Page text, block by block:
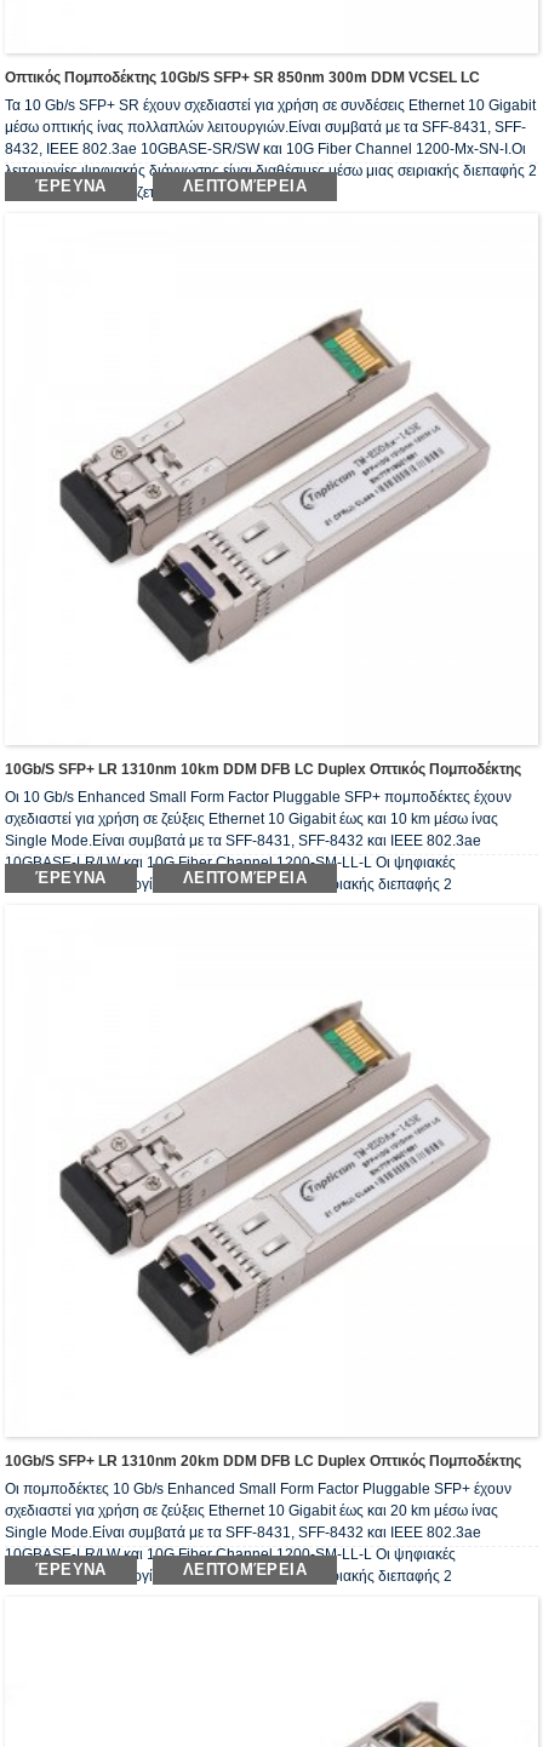
Οπτικός Πομποδέκτης 10Gb/s SFP+ SR 850nm 300m DDM VCSEL LC
Τα 10 Gb/s SFP+ SR έχουν σχεδιαστεί για χρήση σε συνδέσεις Ethernet 10 Gigabit
μέσω οπτικής ίνας πολλαπλών λειτουργιών.Είναι συμβατά με τα SFF-8431, SFF-
8432, IEEE 802.3ae 10GBASE-SR/SW και 10G Fiber Channel 1200-Mx-SN-I.Οι
λειτουργίες ψηφιακής διάγνωσης είναι διαθέσιμες μέσω μιας σειριακής διεπαφής 2
καλωδίων, όπως ορίζεται στο SFF-8472.
ΈΡΕΥΝΑ ΛΕΠΤΟΜΈΡΕΙΑ
10Gb/s SFP+ LR 1310nm 10km DDM DFB LC Duplex Οπτικός Πομποδέκτης
Οι 10 Gb/s Enhanced Small Form Factor Pluggable SFP+ πομποδέκτες έχουν
σχεδιαστεί για χρήση σε ζεύξεις Ethernet 10 Gigabit έως και 10 km μέσω ίνας
Single Mode.Είναι συμβατά με τα SFF-8431, SFF-8432 και IEEE 802.3ae
10GBASE-LR/LW και 10G Fiber Channel 1200-SM-LL-L Οι ψηφιακές
διαγνωστικές λειτουργίες είναι διαθέσιμες μέσω σειριακής διεπαφής 2
ΈΡΕΥΝΑ ΛΕΠΤΟΜΈΡΕΙΑ
10Gb/s SFP+ LR 1310nm 20km DDM DFB LC Duplex Οπτικός Πομποδέκτης
Οι πομποδέκτες 10 Gb/s Enhanced Small Form Factor Pluggable SFP+ έχουν
σχεδιαστεί για χρήση σε ζεύξεις Ethernet 10 Gigabit έως και 20 km μέσω ίνας
Single Mode.Είναι συμβατά με τα SFF-8431, SFF-8432 και IEEE 802.3ae
10GBASE-LR/LW και 10G Fiber Channel 1200-SM-LL-L Οι ψηφιακές
διαγνωστικές λειτουργίες είναι διαθέσιμες μέσω σειριακής διεπαφής 2
ΈΡΕΥΝΑ ΛΕΠΤΟΜΈΡΕΙΑ